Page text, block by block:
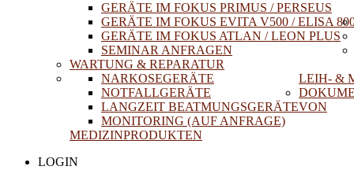
GERÄTE IM FOKUS PRIMUS / PERSEUS
GERÄTE IM FOKUS EVITA V500 / ELISA
GERÄTE IM FOKUS ATLAN / LEON PLUS
SEMINAR ANFRAGEN
WARTUNG & REPARATUR
LEIH- &
NARKOSEGERÄTE
NOTFALLGERÄTE
LANGZEIT BEATMUNGSGERÄTE
MONITORING (AUF ANFRAGE)
VON
MEDIZINPRODUKTEN
LOGIN